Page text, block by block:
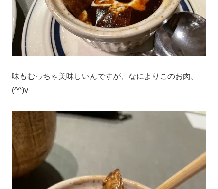
味もむっちゃ美味しいんですが、なによりこのお肉。
(^^)v